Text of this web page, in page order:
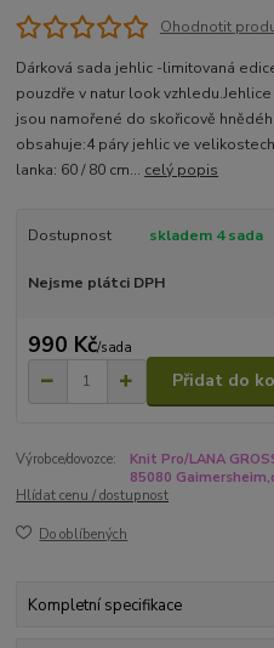
Ohodnotit
Dárková sada jehlic -limitovaná
pouzdře v natur look
jsou namořené do skořicově
obsahuje:4 páry jehlic ve
lanka: 60 / 80 cm... celý popis
Dostupnost skladem 4 sada
Nejsme plátci DPH
990 Kč/sada
Přidat do
Výrobce/dovozce:
Knit Pro/LANA
85080
Hlídat cenu / dostupnost
Do oblíbených
Kompletní specifikace